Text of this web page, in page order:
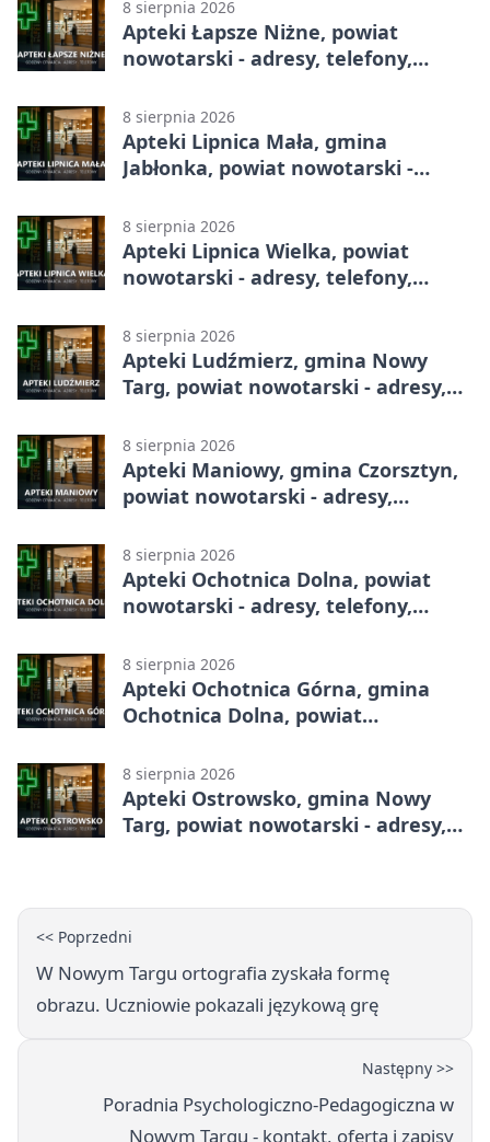
8 sierpnia 2026
Apteki Łapsze Niżne, powiat
nowotarski - adresy, telefony,
8 sierpnia 2026
Apteki Lipnica Mała, gmina
Jabłonka, powiat nowotarski -
8 sierpnia 2026
Apteki Lipnica Wielka, powiat
nowotarski - adresy, telefony,
8 sierpnia 2026
Apteki Ludźmierz, gmina Nowy
Targ, powiat nowotarski - adresy,
8 sierpnia 2026
Apteki Maniowy, gmina Czorsztyn,
powiat nowotarski - adresy,
8 sierpnia 2026
Apteki Ochotnica Dolna, powiat
nowotarski - adresy, telefony,
8 sierpnia 2026
Apteki Ochotnica Górna, gmina
Ochotnica Dolna, powiat
godziny otwarcia
8 sierpnia 2026
Apteki Ostrowsko, gmina Nowy
Targ, powiat nowotarski - adresy,
<< Poprzedni
W Nowym Targu ortografia zyskała formę
obrazu. Uczniowie pokazali językową grę
Następny >>
Poradnia Psychologiczno-Pedagogiczna w
Nowym Targu - kontakt, oferta i zapisy